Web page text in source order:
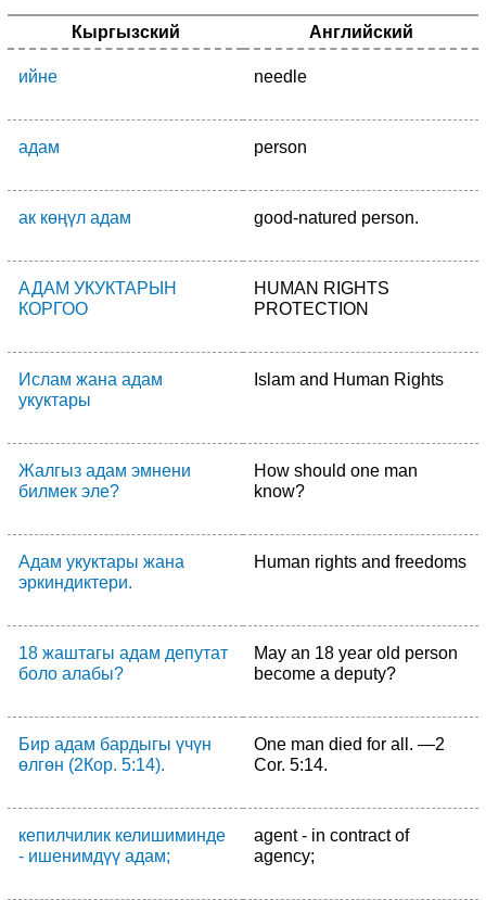
Кыргызский Английский
ийне needle
адам person
ак көңүл адам good-natured person.
АДАМ УКУКТАРЫН
КОРГОО
HUMAN RIGHTS
PROTECTION
Ислам жана адам
укуктары
Islam and Human Rights
Жалгыз адам эмнени
билмек эле?
How should one man
know?
Адам укуктары жана
эркиндиктери.
Human rights and freedoms
18 жаштагы адам депутат
боло алабы?
May an 18 year old person
become a deputy?
Бир адам бардыгы үчүн
өлгөн (2Кор. 5:14).
One man died for all. —2
Cor. 5:14.
кепилчилик келишиминде
- ишенимдүү адам;
agent - in contract of
agency;